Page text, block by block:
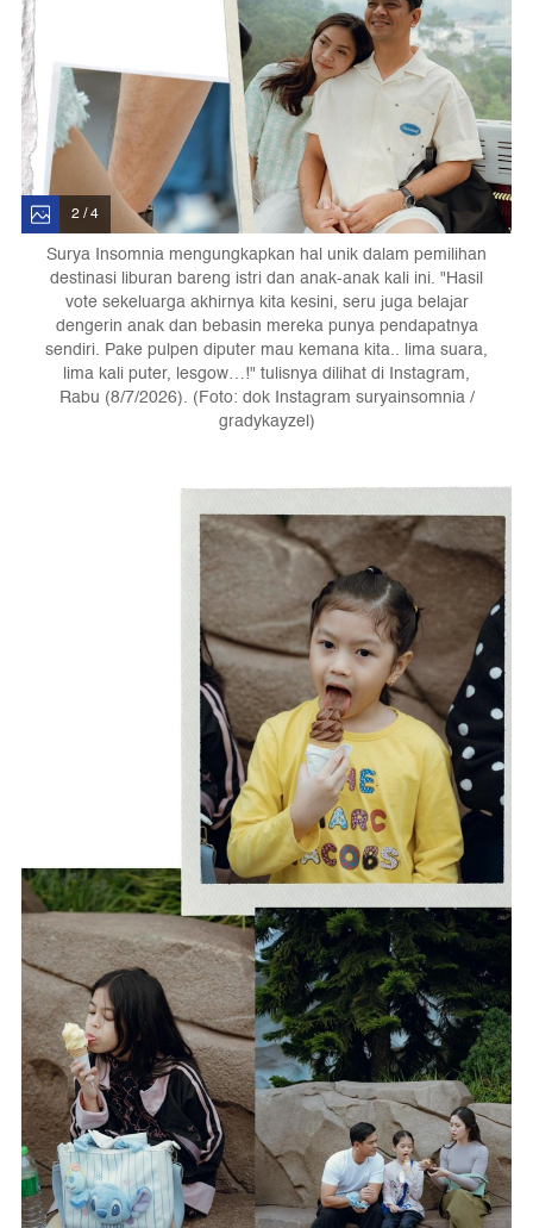
2 / 4
Surya Insomnia mengungkapkan hal unik dalam pemilihan
destinasi liburan bareng istri dan anak-anak kali ini. "Hasil
vote sekeluarga akhirnya kita kesini, seru juga belajar
dengerin anak dan bebasin mereka punya pendapatnya
sendiri. Pake pulpen diputer mau kemana kita.. lima suara,
lima kali puter, lesgow…!" tulisnya dilihat di Instagram,
Rabu (8/7/2026). (Foto: dok Instagram suryainsomnia /
gradykayzel)